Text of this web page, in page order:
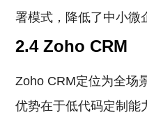
署模式，降低了中小微
2.4 Zoho CRM
Zoho CRM定位为全场
优势在于低代码定制能